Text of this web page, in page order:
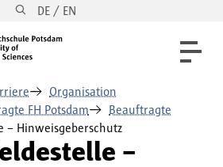
DE / EN
Organisation
FH Potsdam
Beauftragte
– Hinweisgeberschutz
–